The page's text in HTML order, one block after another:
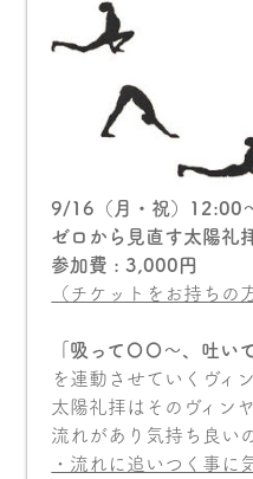
9/16（月・祝）12:00
ゼロから見直す太陽礼
参加費 : 3,000円
（チケットをお持ちの
「吸って〇〇〜、吐い
を連動させていくヴィ
太陽礼拝はそのヴィン
流れがあり気持ち良い
・流れに追いつく事に